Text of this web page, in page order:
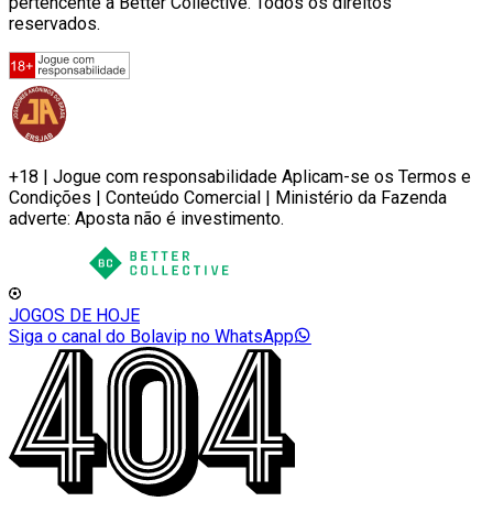
reservados.
+18 | Jogue com responsabilidade Aplicam-se os Termos e
Condições | Conteúdo Comercial | Ministério da Fazenda
adverte: Aposta não é investimento.
JOGOS DE HOJE
Siga o canal do Bolavip no WhatsApp